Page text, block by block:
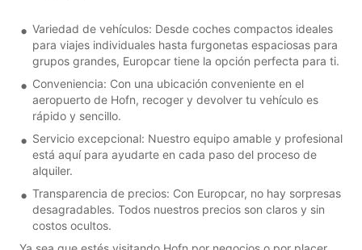
Variedad de vehículos: Desde coches compactos ideales
para viajes individuales hasta furgonetas espaciosas para
grupos grandes, Europcar tiene la opción perfecta para ti.
Conveniencia: Con una ubicación conveniente en el
aeropuerto de Hofn, recoger y devolver tu vehículo es
rápido y sencillo.
Servicio excepcional: Nuestro equipo amable y profesional
está aquí para ayudarte en cada paso del proceso de
alquiler.
Transparencia de precios: Con Europcar, no hay sorpresas
desagradables. Todos nuestros precios son claros y sin
costos ocultos.